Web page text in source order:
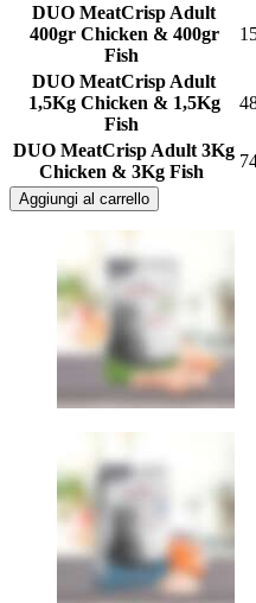
DUO MeatCrisp Adult
400gr Chicken & 400gr
Fish
DUO MeatCrisp Adult
1,5Kg Chicken & 1,5Kg
Fish
DUO MeatCrisp Adult 3Kg
Chicken & 3Kg Fish
Aggiungi al carrello